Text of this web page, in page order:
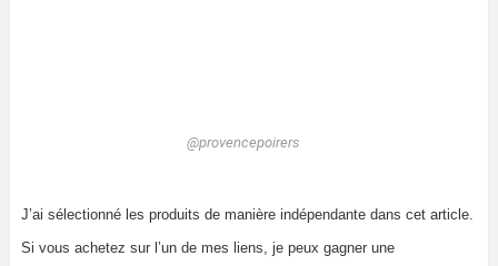
@provencepoirers
J’ai sélectionné les produits de manière indépendante dans cet article.
Si vous achetez sur l’un de mes liens, je peux gagner une